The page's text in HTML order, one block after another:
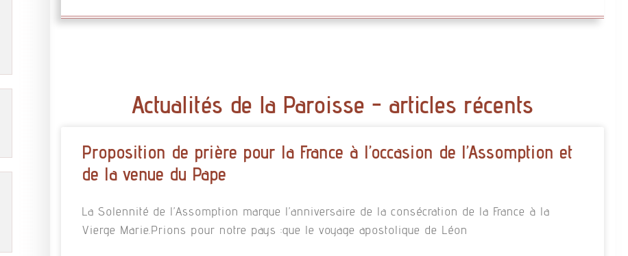
Actualités de la Paroisse - articles récents
Proposition de prière pour la France à l’occasion de l’Assomption et
de la venue du Pape
La Solennité de l’Assomption marque l’anniversaire de la consécration de la France à la
Vierge Marie.Prions pour notre pays :que le voyage apostolique de Léon